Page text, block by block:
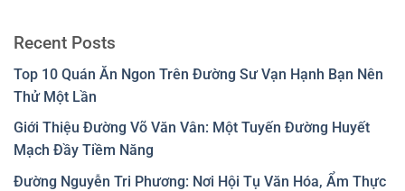
Recent Posts
Top 10 Quán Ăn Ngon Trên Đường Sư Vạn Hạnh Bạn Nên
Thử Một Lần
Giới Thiệu Đường Võ Văn Vân: Một Tuyến Đường Huyết
Mạch Đầy Tiềm Năng
Đường Nguyễn Tri Phương: Nơi Hội Tụ Văn Hóa, Ẩm Thực